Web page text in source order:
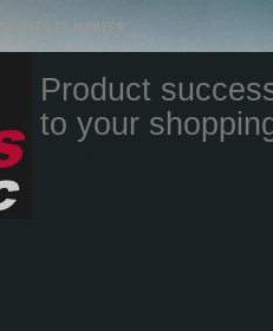
LIVRÉS ET MONTÉS
Product
to your